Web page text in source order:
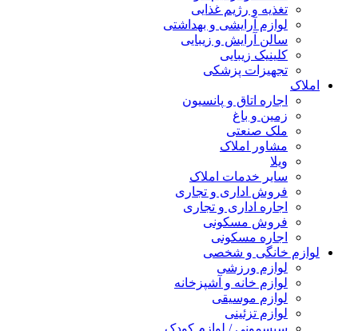
تغذیه و رژیم غذایی
لوازم آرایشی و بهداشتی
سالن آرایش و زیبایی
کلینیک زیبایی
تجهیزات پزشکی
املاک
اجاره اتاق و پانسیون
زمین و باغ
ملک صنعتی
مشاور املاک
ویلا
سایر خدمات املاک
فروش اداری و تجاری
اجاره اداری و تجاری
فروش مسکونی
اجاره مسکونی
لوازم خانگی و شخصی
لوازم ورزشی
لوازم خانه و آشپزخانه
لوازم موسیقی
لوازم تزئینی